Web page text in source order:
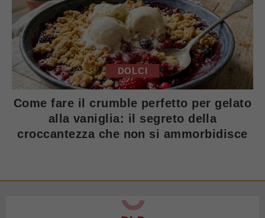
DOLCI
Come fare il crumble perfetto per gelato
alla vaniglia: il segreto della
croccantezza che non si ammorbidisce